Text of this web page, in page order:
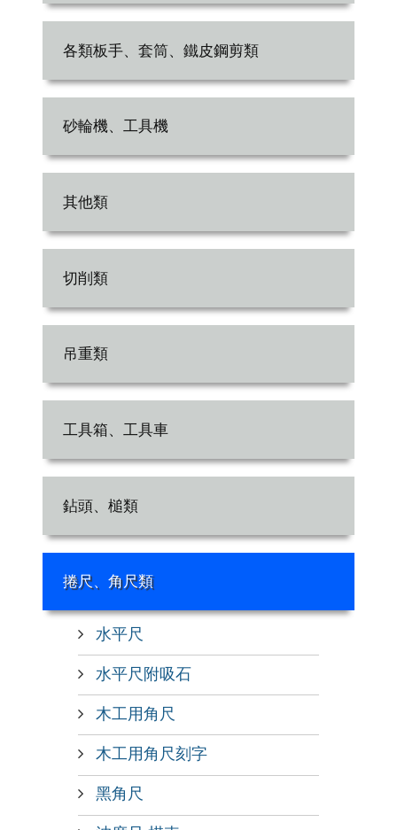
各類板手、套筒、鐵皮鋼剪類
砂輪機、工具機
其他類
切削類
吊重類
工具箱、工具車
鉆頭、槌類
捲尺、角尺類
水平尺
水平尺附吸石
木工用角尺
木工用角尺刻字
黑角尺